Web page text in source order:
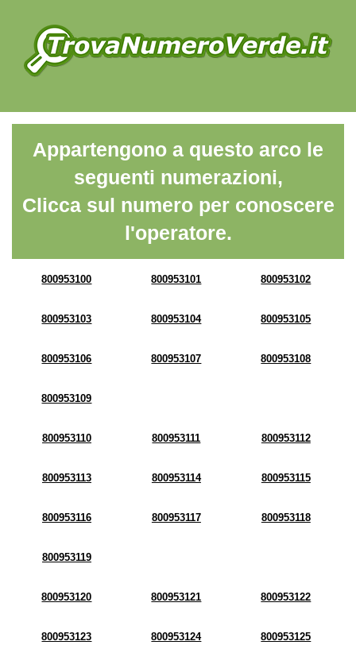
Appartengono a questo arco le
seguenti numerazioni,
Clicca sul numero per conoscere
l'operatore.
800953100 800953101 800953102
800953103 800953104 800953105
800953106 800953107 800953108
800953109
800953110 800953111 800953112
800953113 800953114 800953115
800953116 800953117 800953118
800953119
800953120 800953121 800953122
800953123 800953124 800953125